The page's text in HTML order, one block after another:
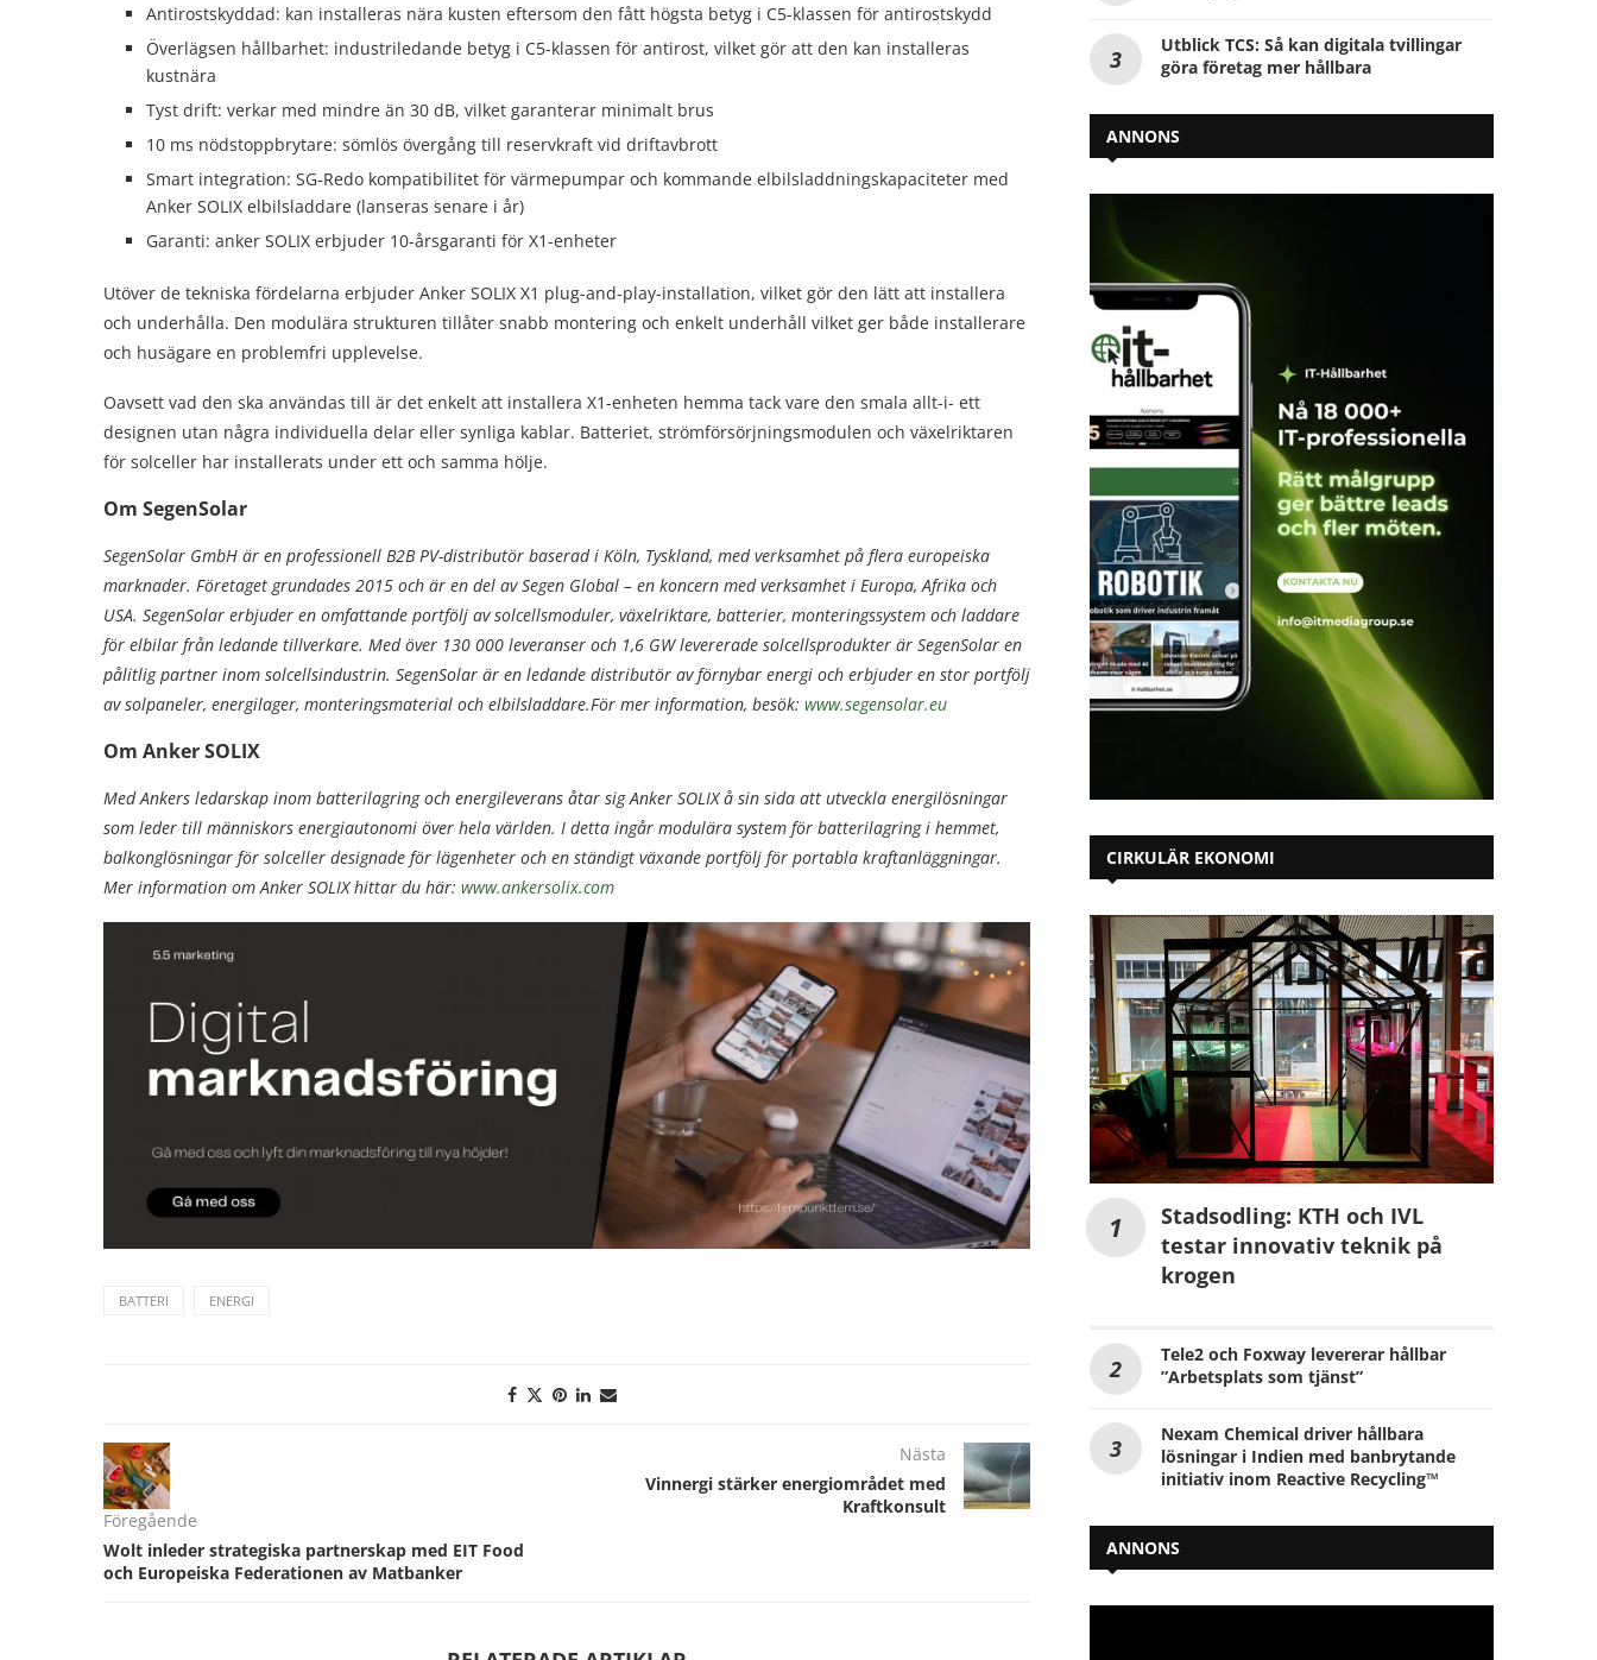
Antirostskyddad: kan installeras nära kusten eftersom den fått högsta betyg i C5-klassen för antirostskydd
Överlägsen hållbarhet: industriledande betyg i C5-klassen för antirost, vilket gör att den kan installeras
kustnära
Tyst drift: verkar med mindre än 30 dB, vilket garanterar minimalt brus
10 ms nödstoppbrytare: sömlös övergång till reservkraft vid driftavbrott
Smart integration: SG-Redo kompatibilitet för värmepumpar och kommande elbilsladdningskapaciteter med
Anker SOLIX elbilsladdare (lanseras senare i år)
Garanti: anker SOLIX erbjuder 10-årsgaranti för X1-enheter
Utöver de tekniska fördelarna erbjuder Anker SOLIX X1 plug-and-play-installation, vilket gör den lätt att installera
och underhålla. Den modulära strukturen tillåter snabb montering och enkelt underhåll vilket ger både installerare
och husägare en problemfri upplevelse.
Oavsett vad den ska användas till är det enkelt att installera X1-enheten hemma tack vare den smala allt-i- ett
designen utan några individuella delar eller synliga kablar. Batteriet, strömförsörjningsmodulen och växelriktaren
för solceller har installerats under ett och samma hölje.
Om SegenSolar
SegenSolar GmbH är en professionell B2B PV-distributör baserad i Köln, Tyskland, med verksamhet på flera europeiska
marknader. Företaget grundades 2015 och är en del av Segen Global – en koncern med verksamhet i Europa, Afrika och
USA. SegenSolar erbjuder en omfattande portfölj av solcellsmoduler, växelriktare, batterier, monteringssystem och laddare
för elbilar från ledande tillverkare. Med över 130 000 leveranser och 1,6 GW levererade solcellsprodukter är SegenSolar en
pålitlig partner inom solcellsindustrin. SegenSolar är en ledande distributör av förnybar energi och erbjuder en stor portfölj
av solpaneler, energilager, monteringsmaterial och elbilsladdare.För mer information, besök: www.segensolar.eu
Om Anker SOLIX
Med Ankers ledarskap inom batterilagring och energileverans åtar sig Anker SOLIX å sin sida att utveckla energilösningar
som leder till människors energiautonomi över hela världen. I detta ingår modulära system för batterilagring i hemmet,
balkonglösningar för solceller designade för lägenheter och en ständigt växande portfölj för portabla kraftanläggningar.
Mer information om Anker SOLIX hittar du här: www.ankersolix.com
BATTERI ENERGI
Föregående
Wolt inleder strategiska partnerskap med EIT Food
och Europeiska Federationen av Matbanker
Nästa
Vinnergi stärker energiområdet med
Kraftkonsult
Utblick TCS: Så kan digitala tvillingar
göra företag mer hållbara
ANNONS
CIRKULÄR EKONOMI
Stadsodling: KTH och IVL
testar innovativ teknik på
krogen
Tele2 och Foxway levererar hållbar
”Arbetsplats som tjänst”
Nexam Chemical driver hållbara
lösningar i Indien med banbrytande
initiativ inom Reactive Recycling™
ANNONS